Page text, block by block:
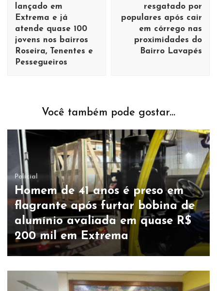
lançado em
Extrema e já
atende quase 100
jovens nos bairros
Roseira, Tenentes e
Pessegueiros
resgatado por
populares após cair
em córrego nas
proximidades do
Bairro Lavapés
Você também pode gostar...
Policial
Homem de 41 anos é preso em
flagrante após furtar bobina de
alumínio avaliada em quase R$
200 mil em Extrema